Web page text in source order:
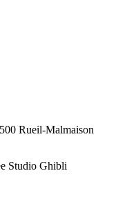
Rueil-Malmaison
Studio Ghibli